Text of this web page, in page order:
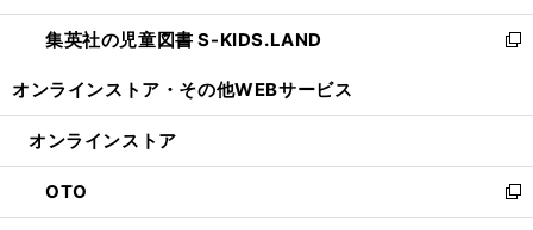
開
く
ウ
で
ン
ド
開
し
い
ン
ウ
で
開
集英社の児童図書 S-KIDS.LAND
新
ウ
ン
ド
ウ
オンラインストア・ その他WEBサービス
オンラインストア
OTO
新
し